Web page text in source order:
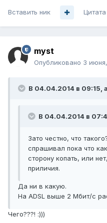
Вставить ник Цитата
myst
Опубликовано 3
В 04.04.2014 в 09:15,
В 04.04.2014 в
Зато честно, что
спрашивал пока что
сторону копать, или
приличия.
Да ни в какую.
На ADSL выше 2 Мбит/с
Чего???! :)))